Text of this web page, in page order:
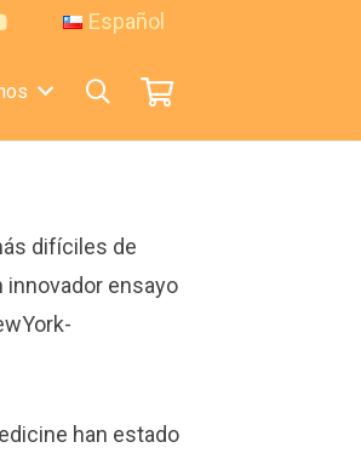
Español
difíciles de
innovador ensayo
han estado